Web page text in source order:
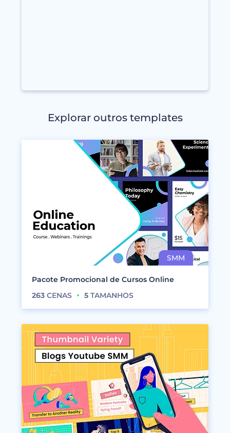
Explorar outros templates
Pacote Promocional de Cursos Online
263 CENAS 5 TAMANHOS